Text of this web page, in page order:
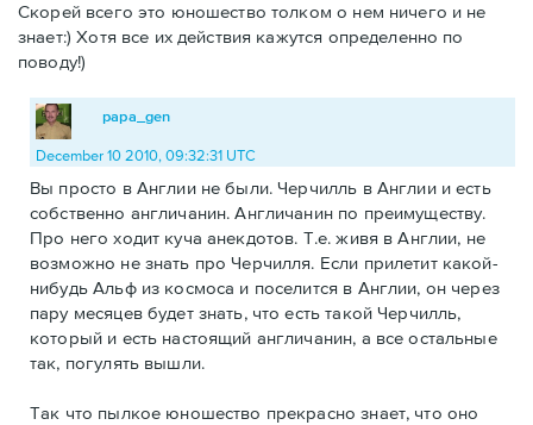
Скорей всего это юношество толком о нем ничего и не
знает:) Хотя все их действия кажутся определенно по
поводу!)
papa_gen
December 10 2010, 09:32:31 UTC
Вы просто в Англии не были. Черчилль в Англии и есть
собственно англичанин. Англичанин по преимуществу.
Про него ходит куча анекдотов. Т.е. живя в Англии, не
возможно не знать про Черчилля. Если прилетит какой-
нибудь Альф из космоса и поселится в Англии, он через
пару месяцев будет знать, что есть такой Черчилль,
который и есть настоящий англичанин, а все остальные
так, погулять вышли.
Так что пылкое юношество прекрасно знает, что оно